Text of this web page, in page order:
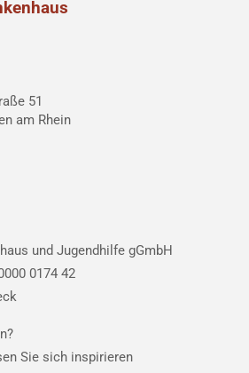
51
am Rhein
und Jugendhilfe gGmbH
0174 42
Sie sich inspirieren